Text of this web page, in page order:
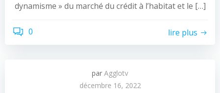
dynamisme » du marché du crédit à l’habitat et le […]
0 lire plus
par Agglotv
décembre 16, 2022